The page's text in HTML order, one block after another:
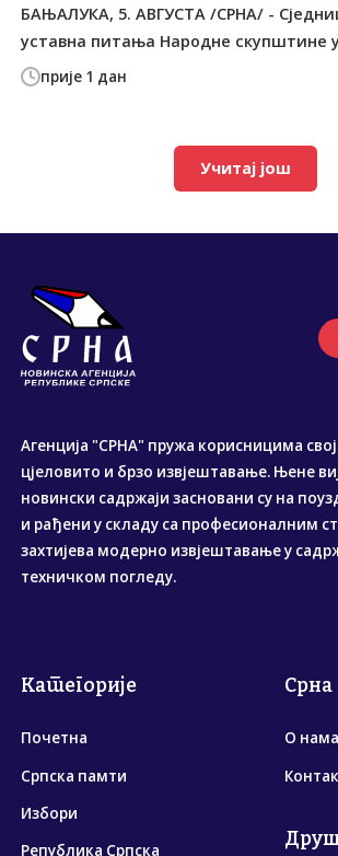
прије 1 дан
БАЊАЛУКА, 5. АВГУСТА /СРНА/ -
уставна питања Народне скупштине
Учитај још
Агенција "СРНА" пружа корисницима
цјеловито и брзо извјештавање. Њене
новински садржаји засновани су на
и рађени у складу са професионалним
захтијева модерно извјештавање у
техничком погледу.
Категорије
Почетна
Српска памти
Избори
Република Српска
Срна
О нама